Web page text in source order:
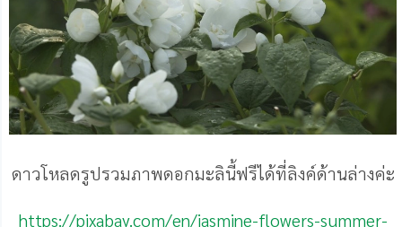
ดาวโหลดรูปรวมภาพดอกมะลินี้ฟรีได้ที่ลิงค์ด้านล่างค่ะ
https://pixabay.com/en/jasmine-flowers-summer-